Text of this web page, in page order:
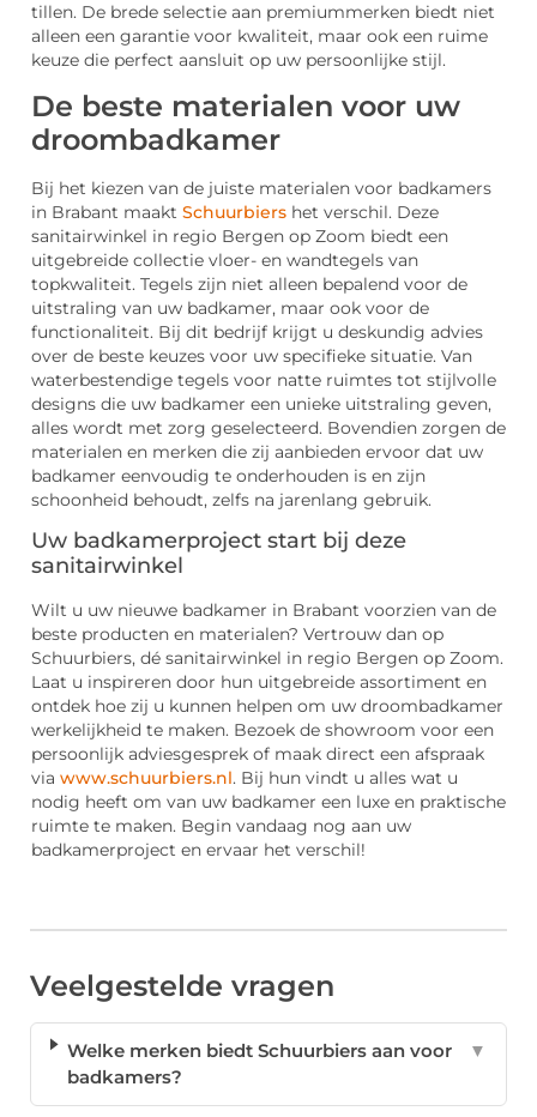
tillen. De brede selectie aan premiummerken biedt niet
alleen een garantie voor kwaliteit, maar ook een ruime
keuze die perfect aansluit op uw persoonlijke stijl.
De beste materialen voor uw
droombadkamer
Bij het kiezen van de juiste materialen voor badkamers
in Brabant maakt Schuurbiers het verschil. Deze
sanitairwinkel in regio Bergen op Zoom biedt een
uitgebreide collectie vloer- en wandtegels van
topkwaliteit. Tegels zijn niet alleen bepalend voor de
uitstraling van uw badkamer, maar ook voor de
functionaliteit. Bij dit bedrijf krijgt u deskundig advies
over de beste keuzes voor uw specifieke situatie. Van
waterbestendige tegels voor natte ruimtes tot stijlvolle
designs die uw badkamer een unieke uitstraling geven,
alles wordt met zorg geselecteerd. Bovendien zorgen de
materialen en merken die zij aanbieden ervoor dat uw
badkamer eenvoudig te onderhouden is en zijn
schoonheid behoudt, zelfs na jarenlang gebruik.
Uw badkamerproject start bij deze
sanitairwinkel
Wilt u uw nieuwe badkamer in Brabant voorzien van de
beste producten en materialen? Vertrouw dan op
Schuurbiers, dé sanitairwinkel in regio Bergen op Zoom.
Laat u inspireren door hun uitgebreide assortiment en
ontdek hoe zij u kunnen helpen om uw droombadkamer
werkelijkheid te maken. Bezoek de showroom voor een
persoonlijk adviesgesprek of maak direct een afspraak
via www.schuurbiers.nl. Bij hun vindt u alles wat u
nodig heeft om van uw badkamer een luxe en praktische
ruimte te maken. Begin vandaag nog aan uw
badkamerproject en ervaar het verschil!
Veelgestelde vragen
Welke merken biedt Schuurbiers aan voor
badkamers?
▼